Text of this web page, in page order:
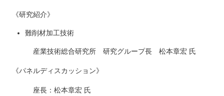
《研究紹介》
難削材加工技術
産業技術総合研究所 研究グループ長 松本章宏 氏
《パネルディスカッション》
座長：松本章宏 氏